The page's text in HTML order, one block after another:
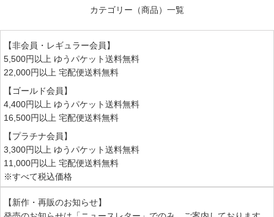
カテゴリー（商品）一覧
【非会員・レギュラー会員】
5,500円以上 ゆうパケット送料無料
22,000円以上 宅配便送料無料
【ゴールド会員】
4,400円以上 ゆうパケット送料無料
16,500円以上 宅配便送料無料
【プラチナ会員】
3,300円以上 ゆうパケット送料無料
11,000円以上 宅配便送料無料
※すべて税込価格
【新作・再販のお知らせ】